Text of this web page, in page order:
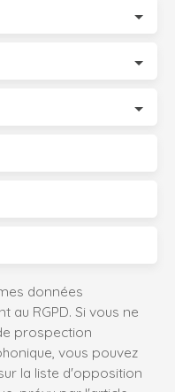
données
RGPD. Si vous ne
prospection
vous pouvez
la liste d'opposition